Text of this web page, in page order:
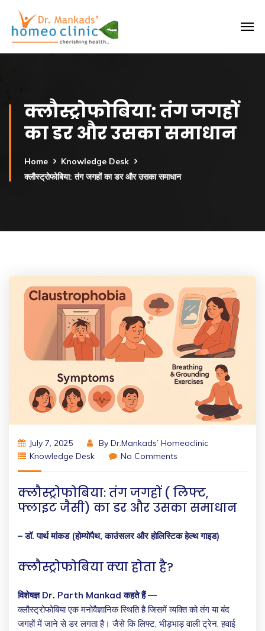
क्लौस्ट्रोफोबिया: तंग जगहों
का डर और उसका समाधान
Home
Knowledge Desk
क्लौस्ट्रोफोबिया: तंग जगहों का डर और उसका समाधान
July 7, 2025 By Dr.Mankads’ Homeoclinic
Knowledge Desk
No Comments
क्लौस्ट्रोफोबिया: तंग जगहों ( लिफ्ट,
फ्लाइट जैसी) का डर और उसका समाधान
– डॉ. पार्थ मांकड (होम्योपैथ, काउंसलर और होलिस्टिक हेल्थ गाइड)
क्लौस्ट्रोफोबिया क्या होता है?
विशेषज्ञ Dr. Parth Mankad कहते हैं —
क्लौस्ट्रोफोबिया एक मनोवैज्ञानिक स्थिति है जिसमें व्यक्ति को तंग या बंद
जगहों में जाने से डर लगता है। जैसे कि लिफ्ट, भीड़भाड़ वाली ट्रेन, हवाई